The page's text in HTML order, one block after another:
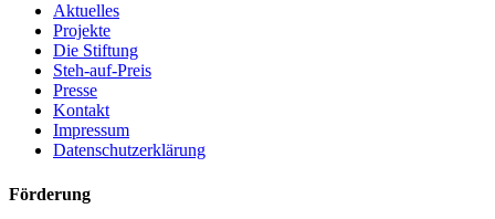
Aktuelles
Projekte
Die Stiftung
Steh-auf-Preis
Presse
Kontakt
Impressum
Datenschutzerklärung
Förderung